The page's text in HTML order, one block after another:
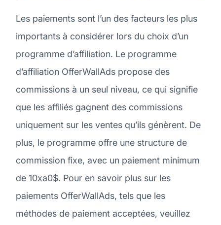
Les paiements sont l’un des facteurs les plus
importants à considérer lors du choix d’un
programme d’affiliation. Le programme
d’affiliation OfferWallAds propose des
commissions à un seul niveau, ce qui signifie
que les affiliés gagnent des commissions
uniquement sur les ventes qu’ils génèrent. De
plus, le programme offre une structure de
commission fixe, avec un paiement minimum
de 10xa0$. Pour en savoir plus sur les
paiements OfferWallAds, tels que les
méthodes de paiement acceptées, veuillez